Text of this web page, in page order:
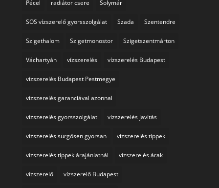
Pécel radiátor csere Solymár
SOS vízszerelő gyorsszolgálat Szada Szentendre
Szigethalom Szigetmonostor Szigetszentmárton
Váchartyán vízszerelés vízszerelés Budapest
vízszerelés Budapest Pestmegye
vízszerelés garanciával azonnal
vízszerelés gyorsszolgálat vízszerelés javítás
vízszerelés sürgősen gyorsan vízszerelés tippek
vízszerelés tippek árajánlatnál vízszerelés árak
vízszerelő vízszerelő Budapest